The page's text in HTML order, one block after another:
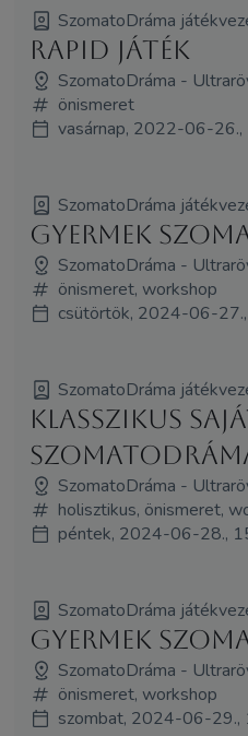
SzomatoDráma
Rapid játék
SzomatoDráma -
önismeret
vasárnap, 2022-06-
SzomatoDráma
Gyermek
SzomatoDráma -
önismeret, workshop
csütörtök, 2024-06-
SzomatoDráma
Klasszikus
SzomatoDráma -
holisztikus, önismeret,
péntek, 2024-06-28.,
SzomatoDráma
Gyermek
SzomatoDráma -
önismeret, workshop
szombat, 2024-06-29.,